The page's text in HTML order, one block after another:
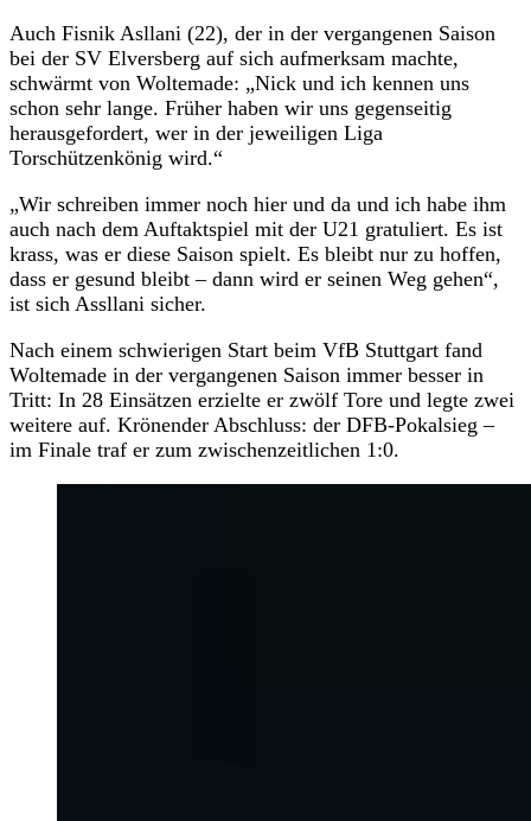
Auch Fisnik Asllani (22), der in der vergangenen Saison
bei der SV Elversberg auf sich aufmerksam machte,
schwärmt von Woltemade: „Nick und ich kennen uns
schon sehr lange. Früher haben wir uns gegenseitig
herausgefordert, wer in der jeweiligen Liga
Torschützenkönig wird.“
„Wir schreiben immer noch hier und da und ich habe ihm
auch nach dem Auftaktspiel mit der U21 gratuliert. Es ist
krass, was er diese Saison spielt. Es bleibt nur zu hoffen,
dass er gesund bleibt – dann wird er seinen Weg gehen“,
ist sich Assllani sicher.
Nach einem schwierigen Start beim VfB Stuttgart fand
Woltemade in der vergangenen Saison immer besser in
Tritt: In 28 Einsätzen erzielte er zwölf Tore und legte zwei
weitere auf. Krönender Abschluss: der DFB-Pokalsieg –
im Finale traf er zum zwischenzeitlichen 1:0.